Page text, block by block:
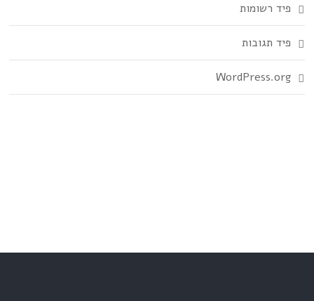
פיד רשומות
פיד תגובות
WordPress.org